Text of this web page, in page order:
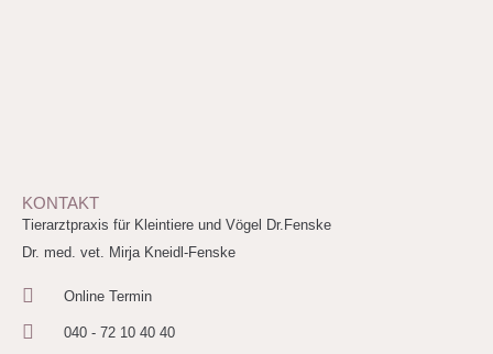
KONTAKT
Tierarztpraxis für Kleintiere und Vögel Dr.Fenske
Dr. med. vet. Mirja Kneidl-Fenske
Online Termin
040 - 72 10 40 40